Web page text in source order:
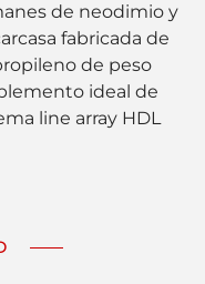
de neodimio y
fabricada de
de peso
ideal de
line array HDL